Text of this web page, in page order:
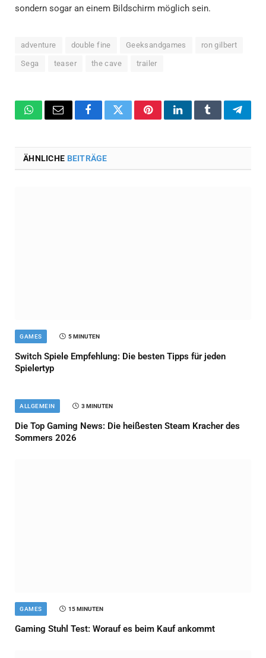
sondern sogar an einem Bildschirm möglich sein.
adventure double fine Geeksandgames ron gilbert
Sega teaser the cave trailer
WhatsApp
Email FacebookTwitterPinterestLinkedInTumblr
ÄHNLICHE BEITRÄGE
GAMES 5 MINUTEN
Switch Spiele Empfehlung: Die besten Tipps für jeden
Spielertyp
ALLGEMEIN 3 MINUTEN
Die Top Gaming News: Die heißesten Steam Kracher des
Sommers 2026
GAMES 15 MINUTEN
Gaming Stuhl Test: Worauf es beim Kauf ankommt